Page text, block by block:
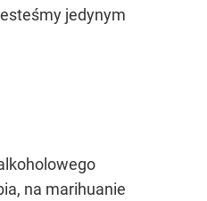
jedynym
na marihuanie